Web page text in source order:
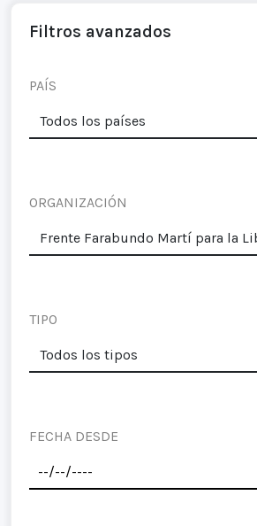
Filtros avanzados
PAÍS
ORGANIZACIÓN
TIPO
FECHA DESDE